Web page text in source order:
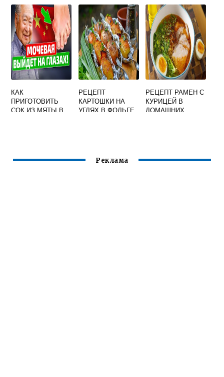
КАК
ПРИГОТОВИТЬ
СОК ИЗ МЯТЫ В
РЕЦЕПТ
КАРТОШКИ НА
УГЛЯХ В ФОЛЬГЕ
РЕЦЕПТ РАМЕН С
КУРИЦЕЙ В
ДОМАШНИХ
Реклама